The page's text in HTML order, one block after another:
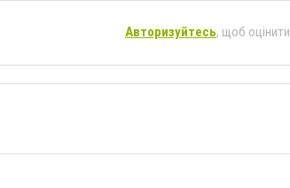
Авторизуйтесь, щоб оцінити